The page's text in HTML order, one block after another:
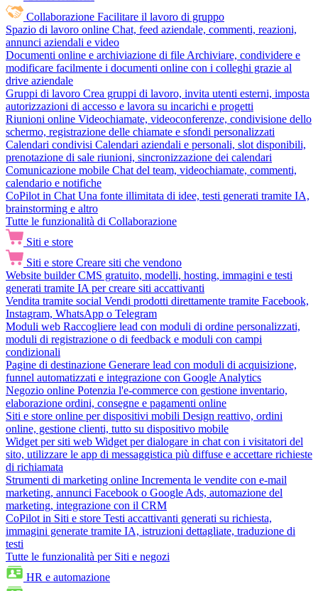
Collaborazione Facilitare il lavoro di gruppo
Spazio di lavoro online Chat, feed aziendale, commenti, reazioni,
annunci aziendali e video
Documenti online e archiviazione di file Archiviare, condividere e
modificare facilmente i documenti online con i colleghi grazie al
drive aziendale
Gruppi di lavoro Crea gruppi di lavoro, invita utenti esterni, imposta
autorizzazioni di accesso e lavora su incarichi e progetti
Riunioni online Videochiamate, videoconferenze, condivisione dello
schermo, registrazione delle chiamate e sfondi personalizzati
Calendari condivisi Calendari aziendali e personali, slot disponibili,
prenotazione di sale riunioni, sincronizzazione dei calendari
Comunicazione mobile Chat del team, videochiamate, commenti,
calendario e notifiche
CoPilot in Chat Una fonte illimitata di idee, testi generati tramite IA,
brainstorming e altro
Tutte le funzionalità di Collaborazione
Siti e store
Siti e store Creare siti che vendono
Website builder CMS gratuito, modelli, hosting, immagini e testi
generati tramite IA per creare siti accattivanti
Vendita tramite social Vendi prodotti direttamente tramite Facebook,
Instagram, WhatsApp o Telegram
Moduli web Raccogliere lead con moduli di ordine personalizzati,
moduli di registrazione o di feedback e moduli con campi
condizionali
Pagine di destinazione Generare lead con moduli di acquisizione,
funnel automatizzati e integrazione con Google Analytics
Negozio online Potenzia l'e-commerce con gestione inventario,
elaborazione ordini, consegne e pagamenti online
Siti e store online per dispositivi mobili Design reattivo, ordini
online, gestione clienti, tutto su dispositivo mobile
Widget per siti web Widget per dialogare in chat con i visitatori del
sito, utilizzare le app di messaggistica più diffuse e accettare richieste
di richiamata
Strumenti di marketing online Incrementa le vendite con e-mail
marketing, annunci Facebook o Google Ads, automazione del
marketing, integrazione con il CRM
CoPilot in Siti e store Testi accattivanti generati su richiesta,
immagini generate tramite IA, istruzioni dettagliate, traduzione di
testi
Tutte le funzionalità per Siti e negozi
HR e automazione